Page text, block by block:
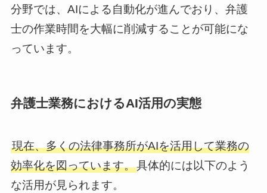
分野では、AIによる自動化が進んでおり、弁護
士の作業時間を大幅に削減することが可能にな
っています。
弁護士業務におけるAI活用の実態
現在、多くの法律事務所がAIを活用して業務の
効率化を図っています。具体的には以下のよう
な活用が見られます。